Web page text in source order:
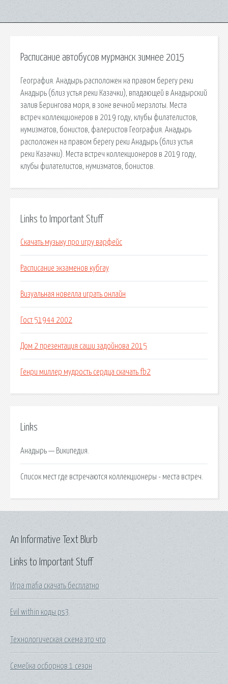
Расписание автобусов мурманск зимнее 2015
География. Анадырь расположен на правом берегу реки
Анадырь (близ устья реки Казачки), впадающей в Анадырский
залив Берингова моря, в зоне вечной мерзлоты. Места
встреч коллекционеров в 2019 году, клубы филателистов,
нумизматов, бонистов, фалеристов География. Анадырь
расположен на правом берегу реки Анадырь (близ устья
реки Казачки). Места встреч коллекционеров в 2019 году,
клубы филателистов, нумизматов, бонистов.
Links to Important Stuff
Скачать музыку про игру варфейс
Расписание экзаменов кубгау
Визуальная новелла играть онлайн
Гост 51944 2002
Дом 2 презентация саши задойнова 2015
Генри миллер мудрость сердца скачать fb2
Links
Анадырь — Википедия.
Список мест где встречаются коллекционеры - места встреч.
Links to Important Stuff
Игра mafia скачать бесплатно
Evil within коды ps3
Технологическая схема это что
Семейка осборнов 1 сезон
An Informative Text Blurb